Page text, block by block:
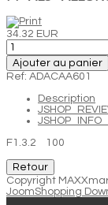
34.32 EUR
Ajouter au panier
Ref: ADACAA601
Description
F1.3.2 100
Copyright
JoomShopping